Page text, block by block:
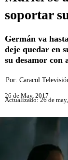
soportar
Germán va
deje quedar en
su desamor con
Por: Caracol
26 de May, 2017
Actualizado: 26 de